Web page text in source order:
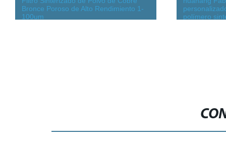
Bronce Poroso de Alto Rendimiento 1-
100um
polímero